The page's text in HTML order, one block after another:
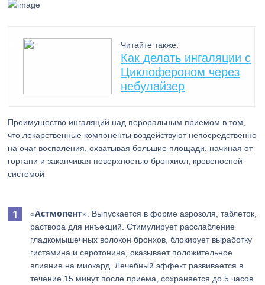
Читайте также:
Как делать ингаляции с
Циклофероном через
небулайзер
Преимущество ингаляций над пероральным приемом в том,
что лекарственные компоненты воздействуют непосредственно
на очаг воспаления, охватывая большие площади, начиная от
гортани и заканчивая поверхностью бронхиол, кровеносной
системой
«Астмопент». Выпускается в форме аэрозоля, таблеток,
раствора для инъекций. Стимулирует расслабление
гладкомышечных волокон бронхов, блокирует выработку
гистамина и серотонина, оказывает положительное
влияние на миокард. Лечебный эффект развивается в
течение 15 минут после приема, сохраняется до 5 часов.